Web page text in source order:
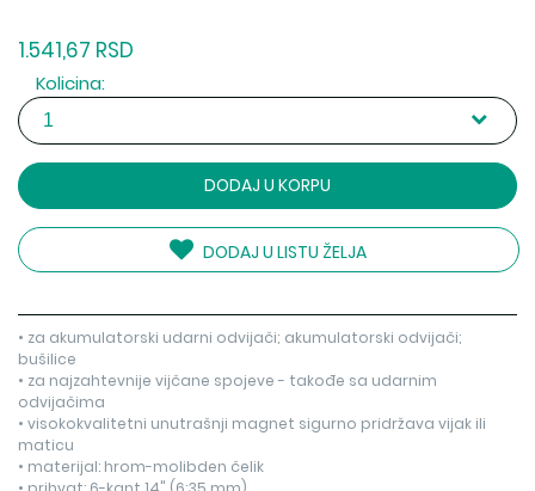
1.541,67 RSD
Kolicina:
DODAJ U KORPU
DODAJ U LISTU ŽELJA
• za akumulatorski udarni odvijači; akumulatorski odvijači;
bušilice
• za najzahtevnije vijčane spojeve - takođe sa udarnim
odvijačima
• visokokvalitetni unutrašnji magnet sigurno pridržava vijak ili
maticu
• materijal: hrom-molibden čelik